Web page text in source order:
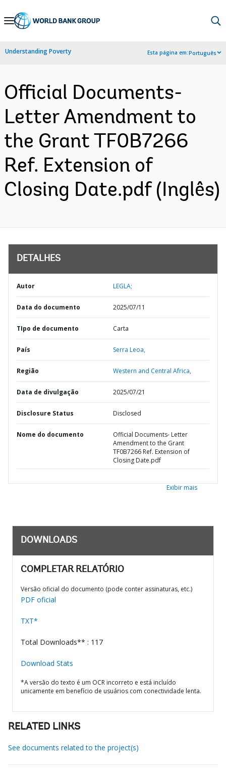
Skip
Navigation
Understanding Poverty Esta página em:Português
Official Documents-
Letter Amendment to
the Grant TF0B7266
Ref. Extension of
Closing Date.pdf (Inglês)
DETALHES
Autor LEGLA;
Data do documento 2025/07/11
TIpo de documento Carta
País Serra Leoa,
Região Western and Central Africa,
Data de divulgação 2025/07/21
Disclosure Status Disclosed
Nome do documento
Official Documents- Letter
Amendment to the Grant
TF0B7266 Ref. Extension of
Closing Date.pdf
Exibir mais
DOWNLOADS
COMPLETAR RELATÓRIO
Versão oficial do documento (pode conter assinaturas, etc.)
PDF oficial
TXT*
Total Downloads** : 117
Download Stats
*A versão do texto é um OCR incorreto e está incluído
unicamente em benefício de usuários com conectividade lenta.
RELATED LINKS
See documents related to the project(s)